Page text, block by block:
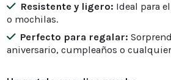
Resistente y ligero: Ideal para
o mochilas.
Perfecto para regalar:
aniversario, cumpleaños o